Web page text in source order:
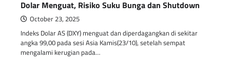
Dolar Menguat, Risiko Suku Bunga dan Shutdown
October 23, 2025
Indeks Dolar AS (DXY) menguat dan diperdagangkan di sekitar
angka 99,00 pada sesi Asia Kamis(23/10), setelah sempat
mengalami kerugian pada…